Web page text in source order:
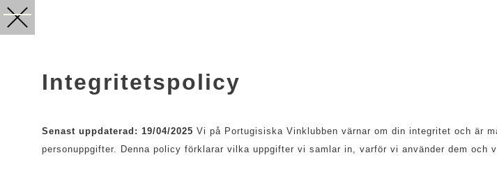
Integritetspolicy
Senast uppdaterad: 19/04/2025 Vi på Portugisiska Vinklubben värnar om din integritet och är
personuppgifter. Denna policy förklarar vilka uppgifter vi samlar in, varför vi använder dem